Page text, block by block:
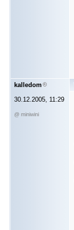
kalledom
30.12.2005, 11:29
@ miniwini